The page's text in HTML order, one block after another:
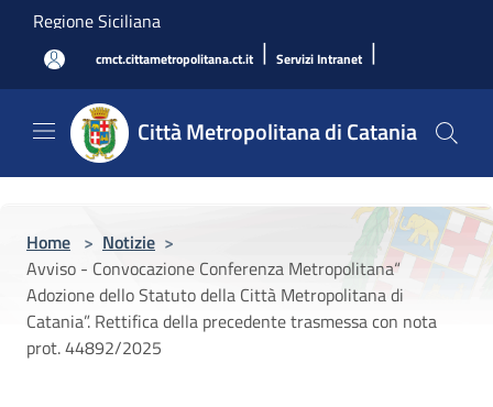
Salta al contenuto principale
Regione Siciliana
cmct.cittametropolitana.ct.it | Servizi Intranet |
Città Metropolitana di Catania
Home > Notizie >
Avviso - Convocazione Conferenza Metropolitana“
Adozione dello Statuto della Città Metropolitana di
Catania”. Rettifica della precedente trasmessa con nota
prot. 44892/2025